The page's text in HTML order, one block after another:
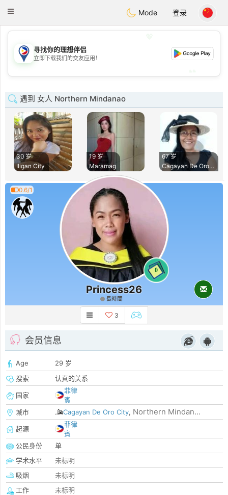
PhilippinesChat
Toggle
Mode 登录
💖
💕
寻找你的理想伴侣
立即下载我们的交友应用！
遇到 女人 Northern Mindanao
30 岁
Iligan City
19 岁
Maramag
67 岁
Cagayan De Oro Cit
0.6/1
0
Princess26
長時間
3
会员信息
Age
29 岁
搜索
认真的关系
国家
菲律
賓
城市
Cagayan De Oro City, Northern Mindan...
起源
菲律
賓
公民身份
单
学术水平
未标明
吸烟
未标明
工作
未标明